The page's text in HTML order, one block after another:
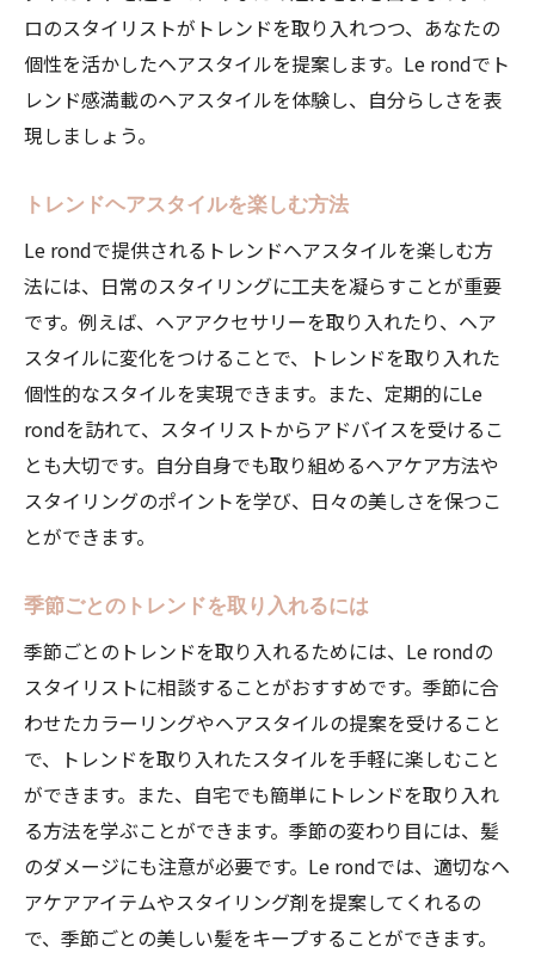
ロのスタイリストがトレンドを取り入れつつ、あなたの
個性を活かしたヘアスタイルを提案します。Le rondでト
レンド感満載のヘアスタイルを体験し、自分らしさを表
現しましょう。
トレンドヘアスタイルを楽しむ方法
Le rondで提供されるトレンドヘアスタイルを楽しむ方
法には、日常のスタイリングに工夫を凝らすことが重要
です。例えば、ヘアアクセサリーを取り入れたり、ヘア
スタイルに変化をつけることで、トレンドを取り入れた
個性的なスタイルを実現できます。また、定期的にLe
rondを訪れて、スタイリストからアドバイスを受けるこ
とも大切です。自分自身でも取り組めるヘアケア方法や
スタイリングのポイントを学び、日々の美しさを保つこ
とができます。
季節ごとのトレンドを取り入れるには
季節ごとのトレンドを取り入れるためには、Le rondの
スタイリストに相談することがおすすめです。季節に合
わせたカラーリングやヘアスタイルの提案を受けること
で、トレンドを取り入れたスタイルを手軽に楽しむこと
ができます。また、自宅でも簡単にトレンドを取り入れ
る方法を学ぶことができます。季節の変わり目には、髪
のダメージにも注意が必要です。Le rondでは、適切なヘ
アケアアイテムやスタイリング剤を提案してくれるの
で、季節ごとの美しい髪をキープすることができます。